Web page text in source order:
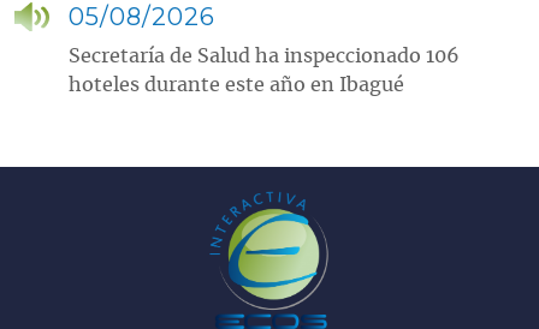
05/08/2026
Secretaría de Salud ha inspeccionado 106
hoteles durante este año en Ibagué